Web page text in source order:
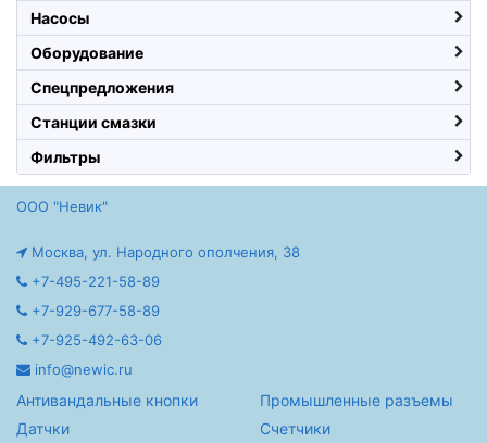
Насосы
Оборудование
Спецпредложения
Станции смазки
Фильтры
ООО "Невик"
Москва, ул. Народного ополчения, 38
+7-495-221-58-89
+7-929-677-58-89
+7-925-492-63-06
info@newic.ru
Антивандальные кнопки
Датчки
Промышленные разъемы
Счетчики